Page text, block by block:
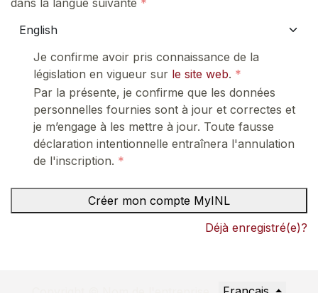
Je confirme avoir pris connaissance de la
législation en vigueur sur le site web.
Par la présente, je confirme que les données
personnelles fournies sont à jour et correctes et
je m’engage à les mettre à jour. Toute fausse
déclaration intentionnelle entraînera l'annulation
de l'inscription.
Créer mon compte MyINL
Déjà enregistré(e)?